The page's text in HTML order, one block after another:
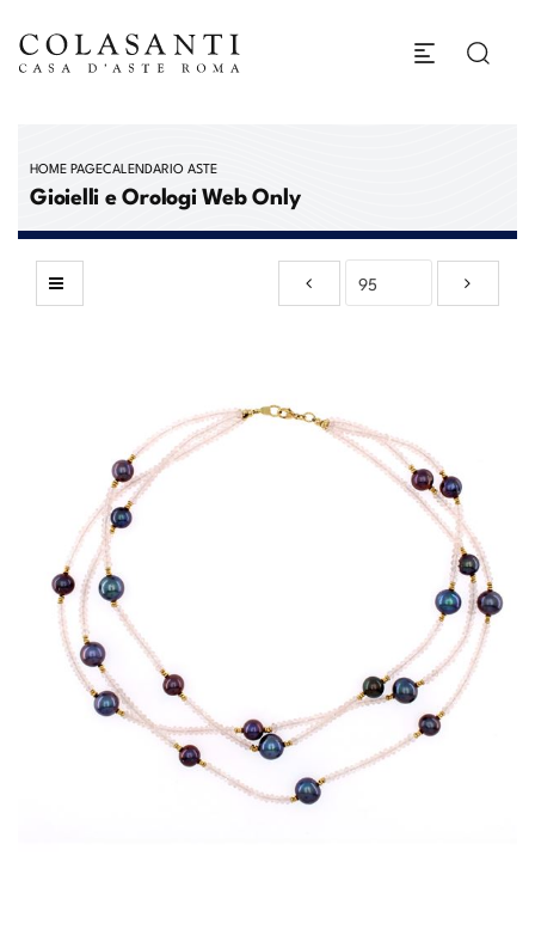
HOME PAGECALENDARIO ASTE
Gioielli e Orologi Web Only